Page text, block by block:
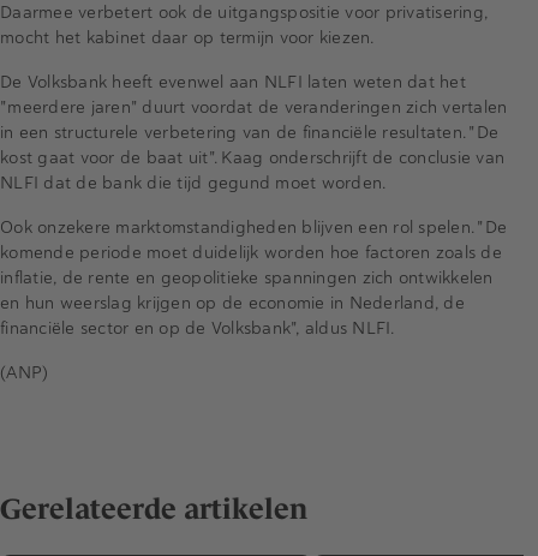
Daarmee verbetert ook de uitgangspositie voor privatisering,
mocht het kabinet daar op termijn voor kiezen.
De Volksbank heeft evenwel aan NLFI laten weten dat het
"meerdere jaren" duurt voordat de veranderingen zich vertalen
in een structurele verbetering van de financiële resultaten. "De
kost gaat voor de baat uit". Kaag onderschrijft de conclusie van
NLFI dat de bank die tijd gegund moet worden.
Ook onzekere marktomstandigheden blijven een rol spelen. "De
komende periode moet duidelijk worden hoe factoren zoals de
inflatie, de rente en geopolitieke spanningen zich ontwikkelen
en hun weerslag krijgen op de economie in Nederland, de
financiële sector en op de Volksbank", aldus NLFI.
(ANP)
Gerelateerde artikelen